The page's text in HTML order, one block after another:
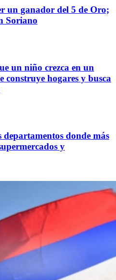
un ganador del 5 de Oro;
Soriano
un niño crezca en un
hogares y busca
donde más
y